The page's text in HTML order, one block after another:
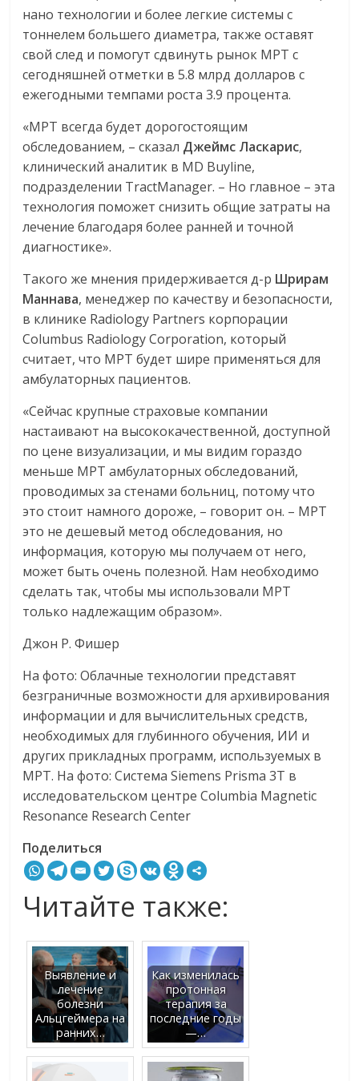
нано технологии и более легкие системы с
тоннелем большего диаметра, также оставят
свой след и помогут сдвинуть рынок МРТ с
сегодняшней отметки в 5.8 млрд долларов с
ежегодными темпами роста 3.9 процента.
«МРТ всегда будет дорогостоящим
обследованием, – сказал Джеймс Ласкарис,
клинический аналитик в MD Buyline,
подразделении TractManager. – Но главное – эта
технология поможет снизить общие затраты на
лечение благодаря более ранней и точной
диагностике».
Такого же мнения придерживается д-р Шрирам
Маннава, менеджер по качеству и безопасности,
в клинике Radiology Partners корпорации
Columbus Radiology Corporation, который
считает, что МРТ будет шире применяться для
амбулаторных пациентов.
«Сейчас крупные страховые компании
настаивают на высококачественной, доступной
по цене визуализации, и мы видим гораздо
меньше МРТ амбулаторных обследований,
проводимых за стенами больниц, потому что
это стоит намного дороже, – говорит он. – МРТ
это не дешевый метод обследования, но
информация, которую мы получаем от него,
может быть очень полезной. Нам необходимо
сделать так, чтобы мы использовали МРТ
только надлежащим образом».
Джон Р. Фишер
На фото: Облачные технологии представят
безграничные возможности для архивирования
информации и для вычислительных средств,
необходимых для глубинного обучения, ИИ и
других прикладных программ, используемых в
МРТ. На фото: Система Siemens Prisma 3T в
исследовательском центре Columbia Magnetic
Resonance Research Center
Поделиться
Читайте также:
Выявление и
лечение
болезни
Альцгеймера на
ранних…
Как изменилась
протонная
терапия за
последние годы
—…